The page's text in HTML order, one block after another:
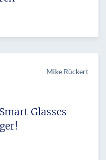
Mike Rückert
Glasses –